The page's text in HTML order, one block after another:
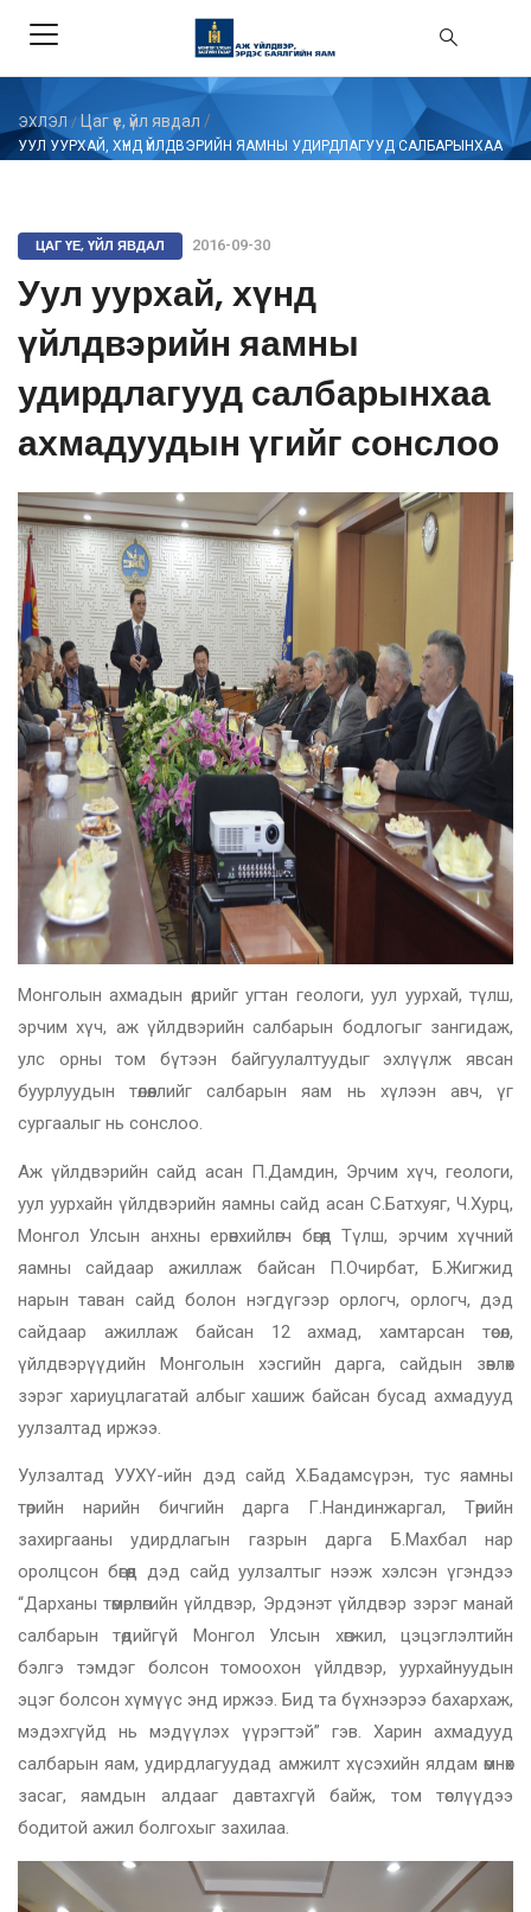
ЭХЛЭЛ / Цаг үе, үйл явдал /
УУЛ УУРХАЙ, ХҮНД ҮЙЛДВЭРИЙН ЯАМНЫ УДИРДЛАГУУД САЛБАРЫНХАА
ЦАГ ҮЕ, ҮЙЛ ЯВДАЛ 2016-09-30
Уул уурхай, хүнд
үйлдвэрийн яамны
удирдлагууд салбарынхаа
ахмадуудын үгийг сонслоо
Монголын ахмадын өдрийг угтан геологи, уул уурхай, түлш,
эрчим хүч, аж үйлдвэрийн салбарын бодлогыг зангидаж,
улс орны том бүтээн байгуулалтуудыг эхлүүлж явсан
буурлуудын төлөөллийг салбарын яам нь хүлээн авч, үг
сургаалыг нь сонслоо.
Аж үйлдвэрийн сайд асан П.Дамдин, Эрчим хүч, геологи,
уул уурхайн үйлдвэрийн яамны сайд асан С.Батхуяг, Ч.Хурц,
Монгол Улсын анхны ерөнхийлөгч бөгөөд Түлш, эрчим хүчний
яамны сайдаар ажиллаж байсан П.Очирбат, Б.Жигжид
нарын таван сайд болон нэгдүгээр орлогч, орлогч, дэд
сайдаар ажиллаж байсан 12 ахмад, хамтарсан төсөл,
үйлдвэрүүдийн Монголын хэсгийн дарга, сайдын зөвлөх
зэрэг хариуцлагатай албыг хашиж байсан бусад ахмадууд
уулзалтад иржээ.
Уулзалтад УУХҮ-ийн дэд сайд Х.Бадамсүрэн, тус яамны
төрийн нарийн бичгийн дарга Г.Нандинжаргал, Төрийн
захиргааны удирдлагын газрын дарга Б.Махбал нар
оролцсон бөгөөд дэд сайд уулзалтыг нээж хэлсэн үгэндээ
“Дарханы төмөрлөгийн үйлдвэр, Эрдэнэт үйлдвэр зэрэг манай
салбарын төдийгүй Монгол Улсын хөгжил, цэцэглэлтийн
бэлгэ тэмдэг болсон томоохон үйлдвэр, уурхайнуудын
эцэг болсон хүмүүс энд иржээ. Бид та бүхнээрээ бахархаж,
мэдэхгүйд нь мэдүүлэх үүрэгтэй” гэв. Харин ахмадууд
салбарын яам, удирдлагуудад амжилт хүсэхийн ялдам өмнөх
засаг, яамдын алдааг давтахгүй байж, том төслүүдээ
бодитой ажил болгохыг захилаа.